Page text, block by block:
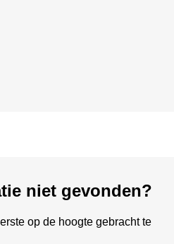
niet gevonden?
op de hoogte gebracht te